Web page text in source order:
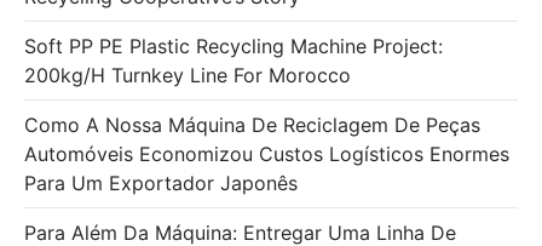
Soft PP PE Plastic Recycling Machine Project:
200kg/h Turnkey Line For Morocco
Como A Nossa Máquina De Reciclagem De Peças
Automóveis Economizou Custos Logísticos Enormes
Para Um Exportador Japonês
Para Além Da Máquina: Entregar Uma Linha De